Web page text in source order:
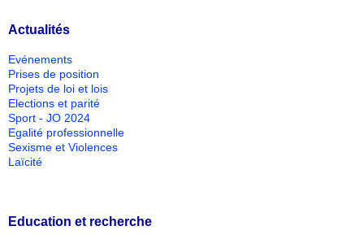
Actualités
Evénements
Prises de position
Projets de loi et lois
Elections et parité
Sport - JO 2024
Egalité professionnelle
Sexisme et Violences
Laïcité
Education et recherche